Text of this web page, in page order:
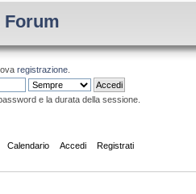
registrazione.
e la durata della sessione.
Calendario Accedi Registrati